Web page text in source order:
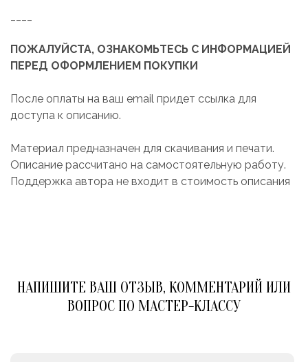
ПОЖАЛУЙСТА, ОЗНАКОМЬТЕСЬ С ИНФОРМАЦИЕЙ
ПЕРЕД ОФОРМЛЕНИЕМ ПОКУПКИ
После оплаты на ваш email придет ссылка для
доступа к описанию.
Материал предназначен для скачивания и печати.
Описание рассчитано на самостоятельную работу.
Поддержка автора не входит в стоимость описания
НАПИШИТЕ ВАШ ОТЗЫВ, КОММЕНТАРИЙ ИЛИ
ВОПРОС ПО МАСТЕР-КЛАССУ